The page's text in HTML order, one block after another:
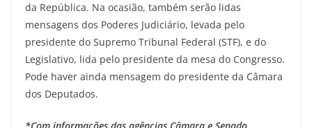
da República. Na ocasião, também serão lidas
mensagens dos Poderes Judiciário, levada pelo
presidente do Supremo Tribunal Federal (STF), e do
Legislativo, lida pelo presidente da mesa do Congresso.
Pode haver ainda mensagem do presidente da Câmara
dos Deputados.